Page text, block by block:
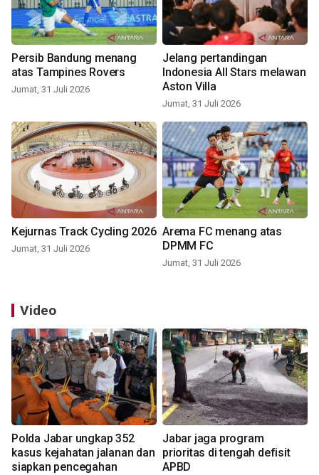
Persib Bandung menang
atas Tampines Rovers
Jumat, 31 Juli 2026
Jelang pertandingan
Indonesia All Stars melawan
Aston Villa
Jumat, 31 Juli 2026
Kejurnas Track Cycling 2026
Jumat, 31 Juli 2026
Arema FC menang atas
DPMM FC
Jumat, 31 Juli 2026
Video
Polda Jabar ungkap 352
kasus kejahatan jalanan dan
siapkan pencegahan
Jabar jaga program
prioritas di tengah defisit
APBD